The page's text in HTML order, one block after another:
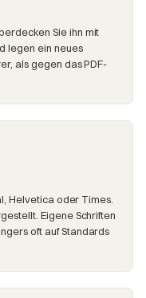
Sie ihn mit
legen ein neues
als gegen das PDF-
Helvetica oder Times.
Eigene Schriften
oft auf Standards